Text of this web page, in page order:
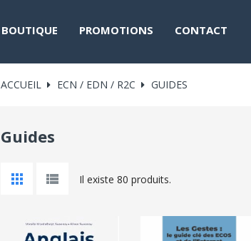
BOUTIQUE PROMOTIONS CONTACT
ACCUEIL ECN / EDN / R2C GUIDES
Guides
Il existe 80 produits.